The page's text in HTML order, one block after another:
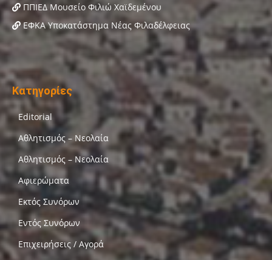
ΠΠΙΕΔ Μουσείο Φιλιώ Χαϊδεμένου
ΕΦΚΑ Υποκατάστημα Νέας Φιλαδέλφειας
Κατηγορίες
Editorial
Αθλητισμός – Νεολαία
Αθλητισμός – Νεολαία
Αφιερώματα
Εκτός Συνόρων
Εντός Συνόρων
Επιχειρήσεις / Αγορά